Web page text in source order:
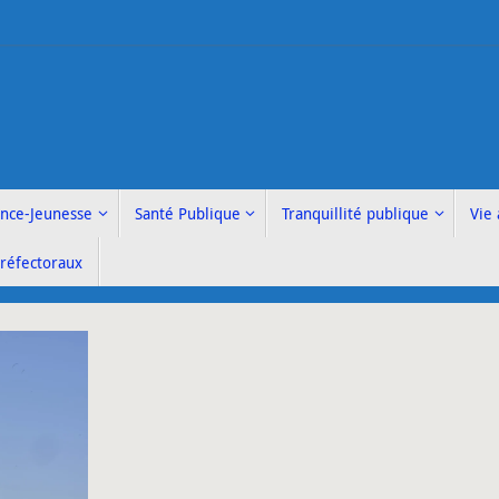
Jeunesse Santé Publique Tranquillité publique Vie